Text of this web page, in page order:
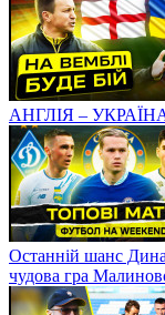
АНГЛІЯ – УКРАЇНА.
Останній шанс
чудова гра